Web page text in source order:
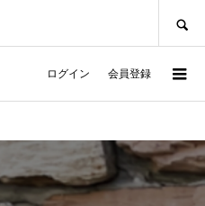
ログイン 会員登録